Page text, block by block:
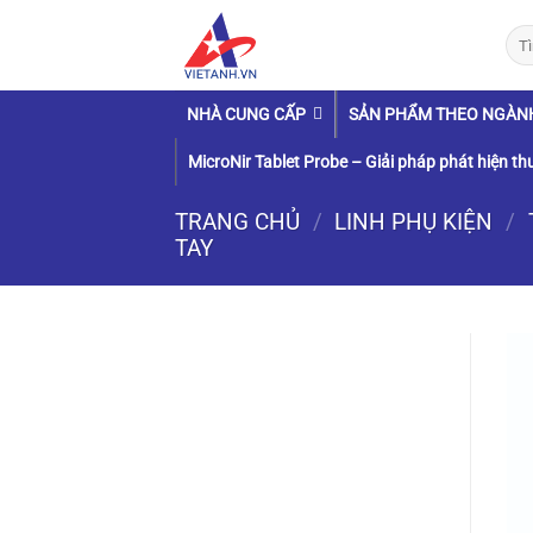
Tìm
NHÀ CUNG CẤP SẢN PHẨM THEO
MicroNir Tablet Probe – Giải pháp phát hiện
TRANG CHỦ / LINH PHỤ KIỆN /
TAY